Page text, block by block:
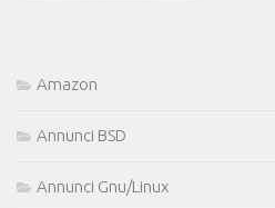
Amazon
Annunci BSD
Annunci Gnu/Linux